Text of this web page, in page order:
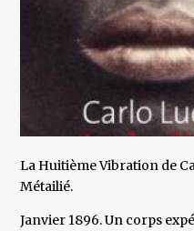
La Huitième Vibration de
Métailié.
Janvier 1896. Un corps